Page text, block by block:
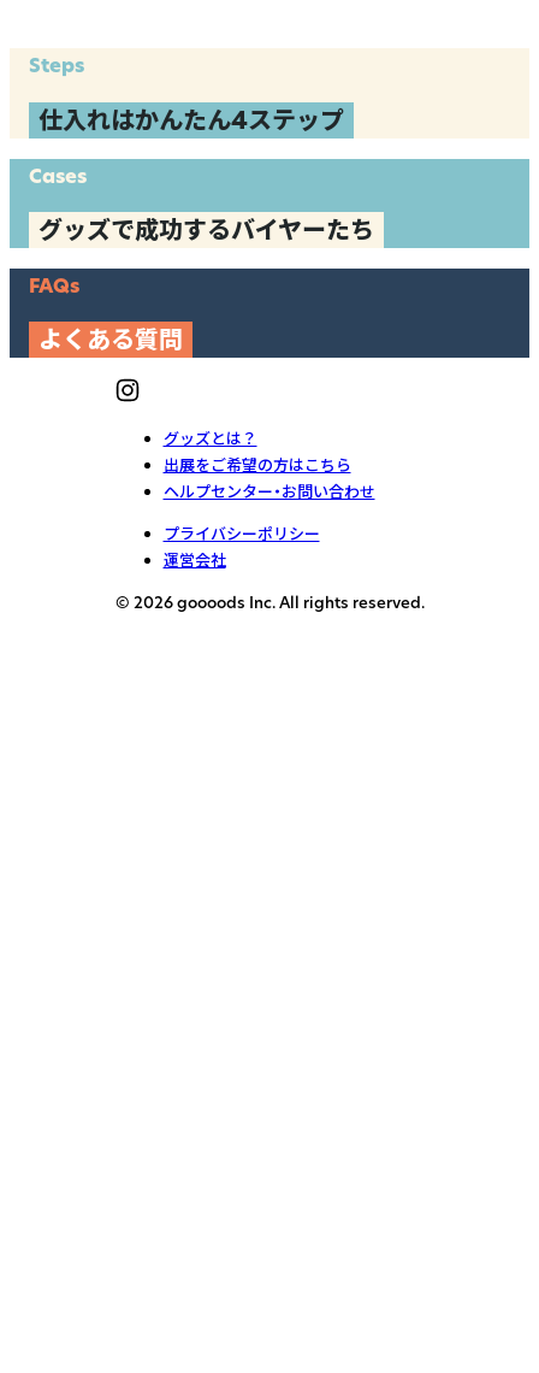
Steps
仕入れはかんたん4ステップ
Cases
グッズで成功するバイヤーたち
FAQs
よくある質問
グッズとは？
出展をご希望の方はこちら
ヘルプセンター・お問い合わせ
プライバシーポリシー
運営会社
© 2026 goooods Inc. All rights reserved.